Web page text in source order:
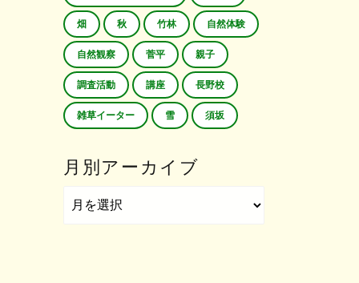
畑 秋 竹林 自然体験
自然観察 菅平 親子
調査活動 講座 長野校
雑草イーター 雪 須坂
月別アーカイブ